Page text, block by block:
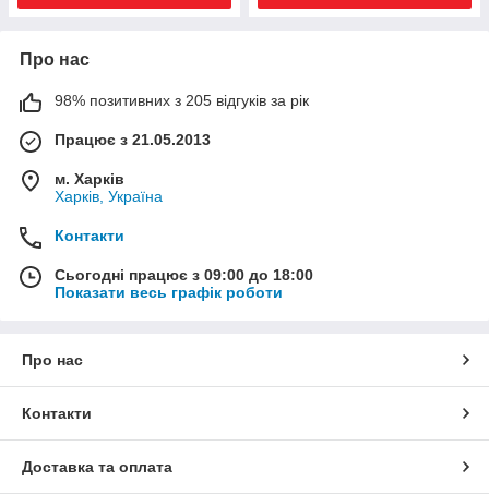
Про нас
98% позитивних з 205 відгуків за рік
Працює з 21.05.2013
м. Харків
Харків, Україна
Контакти
Сьогодні працює з 09:00 до 18:00
Показати весь графік роботи
Про нас
Контакти
Доставка та оплата